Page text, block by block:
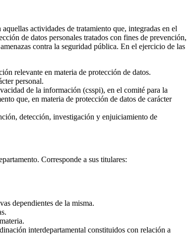
actividades de tratamiento que, integradas en el
de datos personales tratados con fines de prevención,
contra la seguridad pública. En el ejercicio de las
relevante en materia de protección de datos.
personal.
de la información (csspi), en el comité para la
que, en materia de protección de datos de carácter
detección, investigación y enjuiciamiento de
Corresponde a sus titulares:
dependientes de la misma.
interdepartamental constituidos con relación a